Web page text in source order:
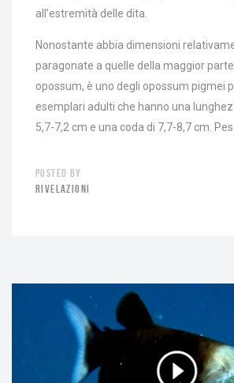
all’estremità delle dita.
Nonostante abbia dimensioni
paragonate a quelle della maggior
opossum, è uno degli opossum pigmei
esemplari adulti che hanno una
5,7-7,2 cm e una coda di 7,7-8,7 cm.
POSTED BY
RIVELAZIONI